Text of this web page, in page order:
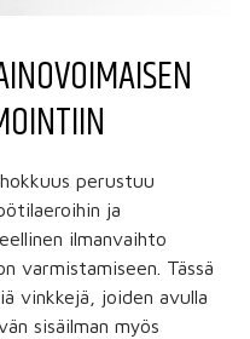
perustuu
ja
ilmanvaihto
varmistamiseen. Tässä
vinkkejä, joiden avulla
sisäilman myös